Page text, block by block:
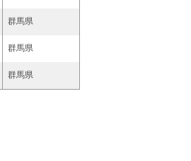
群馬県
群馬県
群馬県